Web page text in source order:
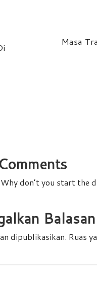
Masa
Comments
don’t you start the
Balasan
dipublikasikan. Ruas